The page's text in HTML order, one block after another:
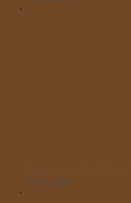
Οκτ 25, 2025